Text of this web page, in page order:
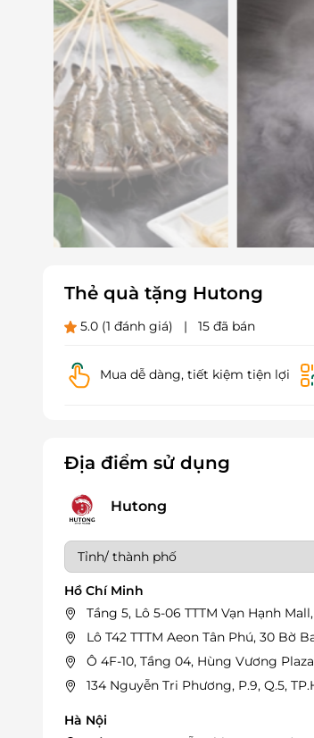
Thẻ quà tặng Hutong
5.0 (1 đánh giá) | 15 đã bán
Mua dễ dàng, tiết kiệm tiện lợi
Địa điểm sử dụng
Hutong
Hồ Chí Minh
Tầng 5, Lô 5-06 TTTM Vạn Hạnh
Lô T42 TTTM Aeon Tân Phú, 30 Bờ
Ô 4F-10, Tầng 04, Hùng Vương
134 Nguyễn Tri Phương, P.9, Q.5,
Hà Nội